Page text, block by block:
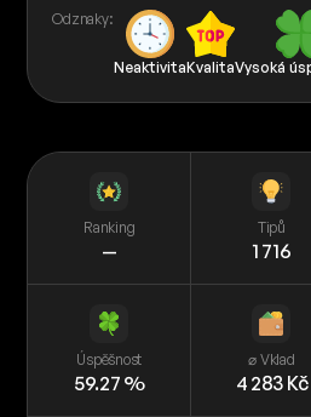
Odznaky:
NeaktivitaKvalitaVysoká
Ranking
—
Tipů
1 716
Úspěšnost
59.27 %
⌀ Vklad
4 283 Kč